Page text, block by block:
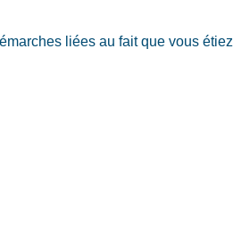
liées au fait que vous étiez